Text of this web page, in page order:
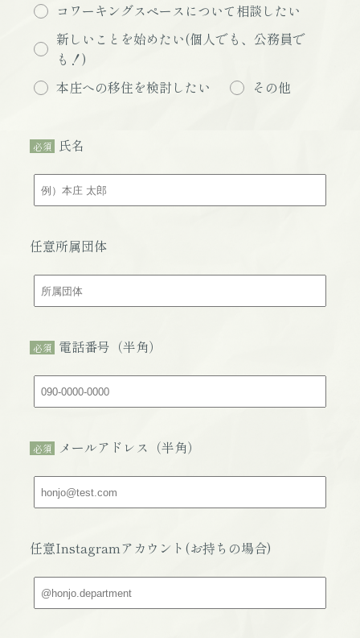
コワーキングスペースについて相談したい
新しいことを始めたい(個人でも、公務員で
も！)
本庄への移住を検討したい
その他
必須 氏名
任意所属団体
必須 電話番号（半角）
必須 メールアドレス（半角）
任意Instagramアカウント(お持ちの場合)